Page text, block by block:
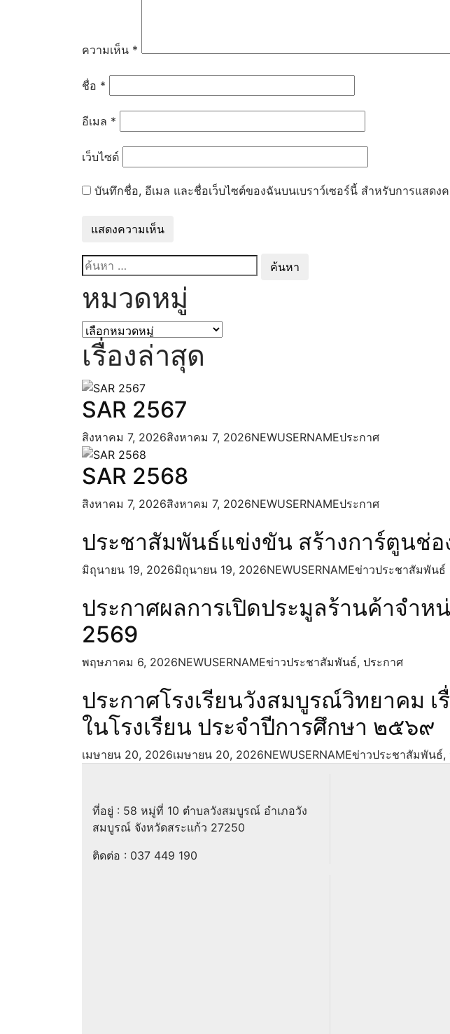
Google Site สำหรับการจัดการเรียนการสอนออนไลน์
กิจกรรม
เกียรติบัตรวันวิทยาศาสตร์
อัลบั้มภาพ
วิดีโอกิจกรรม
ITA
ข้อมูลพื้นฐาน
โครงสร้างและอำนาจหน้าที่
การบริหารงานและการใช้จ่ายงบประมาณ
แผนปฎิบัติการและ ความก้าวหน้าในการดำเนินงานและก
คู่มือหรือแนวทางการปฎิบัติงานของครูและบุคลากรทางก
E-Service
การจัดซื้อจัดจ้าง
รายการการจัดซื้อจัดจ้างหรือการจัดหาพัสดุ และความก้า
รายงานผลการจัดซื้อจัดจ้างหรือการจัดหาพัสดุประจำปีงบ
การบริหารและพัฒนาทรัพยากรบุคคล
แผนการบริหารและพัฒนาทรัพยากรบุคคล
การส่งเสริมความโปร่งใส
แนวปฏิบัติการจัดการเรื่องร้องเรียนการทุจริตและประพฤติ
ช่องทางแจ้งเรื่องร้องเรียนการทุจริตและพฤติมิชอบ
ประกาศเจตนารมณ์และการสร้าง วัฒนธรรม ตามนโยบ
การประเมินความเสี่ยงที่อาจเกิดการให้หรือรับสินบนจาก
ปีงบประมาณ 2568
แนวทาง/โครงการ/กิจกรรมการป้องกันทุจริต
มาตรการส่งเสริมคุณธรรมและความโปร่งใสภายในสถา
ติดต่อ
ความเห็น *
ชื่อ *
อีเมล *
เว็บไซต์
บันทึกชื่อ, อีเมล และชื่อเว็บไซต์ของฉันบนเบราว์เซอร์นี้ สำหรับการแสดง
ค้นหา
สำหรับ:
หมวดหมู่
หมวด
หมู่
เรื่องล่าสุด
SAR 2567
สิงหาคม 7, 2026สิงหาคม 7, 2026NEWUSERNAMEประกาศ
SAR 2568
สิงหาคม 7, 2026สิงหาคม 7, 2026NEWUSERNAMEประกาศ
ประชาสัมพันธ์แข่งขัน สร้างการ์ตูนช่อ
มิถุนายน 19, 2026มิถุนายน 19, 2026NEWUSERNAMEข่าวประชาสัมพันธ์
ประกาศผลการเปิดประมูลร้านค้าจำห
2569
พฤษภาคม 6, 2026NEWUSERNAMEข่าวประชาสัมพันธ์, ประกาศ
ประกาศโรงเรียนวังสมบูรณ์วิทยาคม
ในโรงเรียน ประจำปีการศึกษา ๒๕๖๙
เมษายน 20, 2026เมษายน 20, 2026NEWUSERNAMEข่าวประชาสัมพันธ์,
ที่อยู่ : 58 หมู่ที่ 10 ตำบลวังสมบูรณ์ อำเภอวัง
สมบูรณ์ จังหวัดสระแก้ว 27250
ติดต่อ : 037 449 190